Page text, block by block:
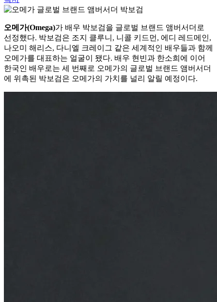
오메가(Omega)가 배우 박보검을 글로벌 브랜드 앰버서더로
선정했다. 박보검은 조지 클루니, 니콜 키드먼, 에디 레드메인,
나오미 해리스, 다니엘 크레이그 같은 세계적인 배우들과 함께
오메가를 대표하는 얼굴이 됐다. 배우 현빈과 한소희에 이어
한국인 배우로는 세 번째로 오메가의 글로벌 브랜드 앰버서더
에 위촉된 박보검은 오메가의 가치를 널리 알릴 예정이다.